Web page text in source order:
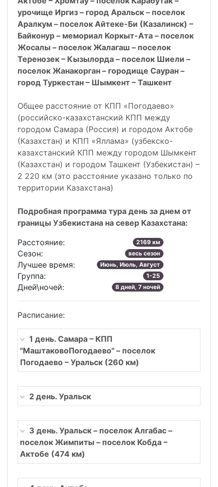
урочище Иргиз – город Аральск – поселок
Аралкум – поселок Айтеке-Би (Казалинск) –
Байконур – мемориал Коркыт-Ата – поселок
Жосалы – поселок Жалагаш – поселок
Теренозек – Кызылорда – поселок Шиели –
поселок Жанакорган – городище Сауран –
город Туркестан – Шымкент – Ташкент
Общее расстояние от КПП «Погодаево»
(российско-казахстанский КПП между
городом Самара (Россия) и городом Актобе
(Казахстан) и КПП «Яллама» (узбекско-
казахстанский КПП между городом Шымкент
(Казахстан) и городом Ташкент (Узбекистан) –
2 220 км (это расстояние указано только по
территории Казахстана)
Подробная программа тура день за днем от
границы Узбекистана на север Казахстана:
Расстояние:
2169 км
Сезон: весь сезон
Лучшее время: Июнь, Июль, Август
Группа: 1-25
Дней\ночей: 8 дней, 7 ночей
Расписание:
1 день. Самара – КПП
"МаштаковоПогодаево" – поселок
Погодаево – Уральск (260 км)
2 день. Уральск
3 день. Уральск – поселок Алгабас –
поселок Жимпиты – поселок Кобда –
Актобе (474 км)